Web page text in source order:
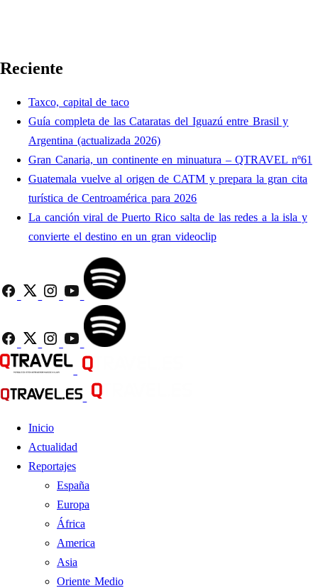
Reciente
Taxco, capital de taco
Guía completa de las Cataratas del Iguazú entre Brasil y
Argentina (actualizada 2026)
Gran Canaria, un continente en minuatura – QTRAVEL nº61
Guatemala vuelve al origen de CATM y prepara la gran cita
turística de Centroamérica para 2026
La canción viral de Puerto Rico salta de las redes a la isla y
convierte el destino en un gran videoclip
Inicio
Actualidad
Reportajes
España
Europa
África
America
Asia
Oriente Medio